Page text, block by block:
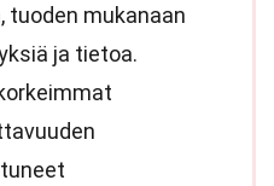
tuoden mukanaan
ja tietoa.